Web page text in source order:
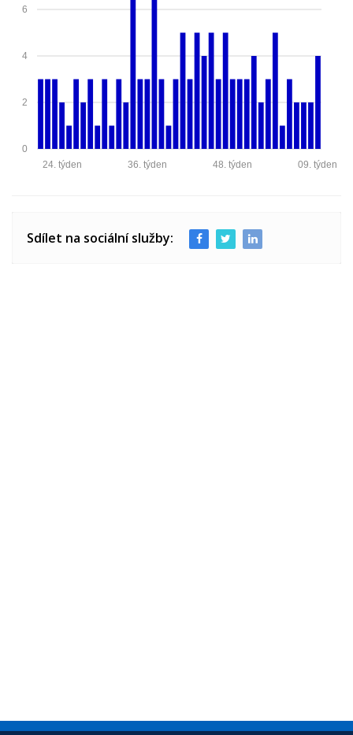
0
2
4
6
09. týden
48. týden
36. týden
24. týden
Sdílet na sociální služby: